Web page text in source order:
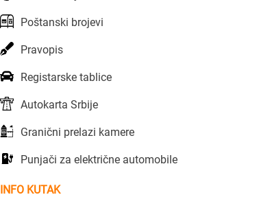
Poštanski brojevi
Pravopis
Registarske tablice
Autokarta Srbije
Granični prelazi kamere
Punjači za električne automobile
INFO KUTAK